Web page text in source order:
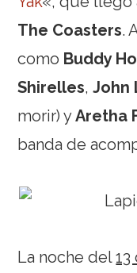
The Coasters.
como Buddy
Shirelles,John
morir) yAretha
banda de
La noche del13